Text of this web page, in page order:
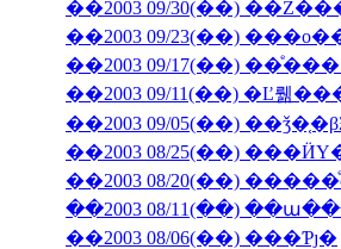
��2003 09/17(��)
��2003 08/25(��)
��2003 08/06(��) ���Ƥȷ�